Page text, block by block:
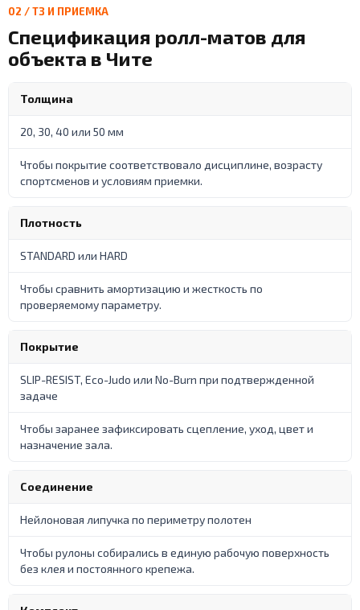
02 / ТЗ И ПРИЕМКА
Спецификация ролл-матов для
объекта в Чите
Толщина
20, 30, 40 или 50 мм
Чтобы покрытие соответствовало дисциплине, возрасту
спортсменов и условиям приемки.
Плотность
STANDARD или HARD
Чтобы сравнить амортизацию и жесткость по
проверяемому параметру.
Покрытие
SLIP-RESIST, Eco-Judo или No-Burn при подтвержденной
задаче
Чтобы заранее зафиксировать сцепление, уход, цвет и
назначение зала.
Соединение
Нейлоновая липучка по периметру полотен
Чтобы рулоны собирались в единую рабочую поверхность
без клея и постоянного крепежа.